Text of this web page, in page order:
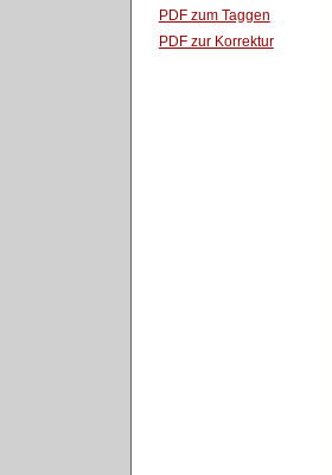
PDF zum Taggen
PDF zur Korrektur